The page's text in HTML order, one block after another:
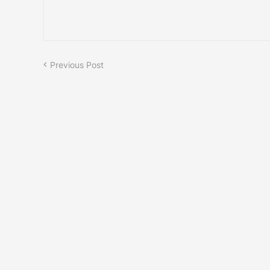
Previous Post